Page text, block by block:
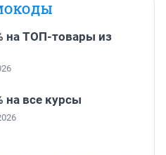
на ТОП-товары из
на все курсы